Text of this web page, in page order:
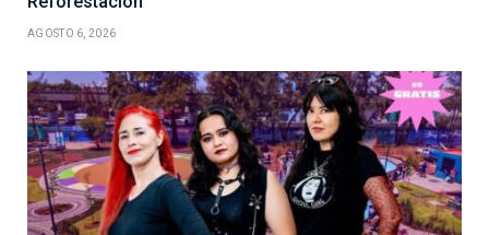
AGOSTO 6, 2026